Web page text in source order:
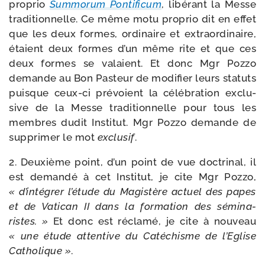
pro­prio Summorum Pontificum, libé­rant la Messe
tra­di­tion­nelle. Ce même motu pro­prio dit en effet
que les deux formes, ordi­naire et extra­or­di­naire,
étaient deux formes d’un même rite et que ces
deux formes se valaient. Et donc Mgr Pozzo
demande au Bon Pasteur de modi­fier leurs sta­tuts
puisque ceux-​ci pré­voient la célé­bra­tion exclu­
sive de la Messe tra­di­tion­nelle pour tous les
membres dudit Institut. Mgr Pozzo demande de
sup­pri­mer le mot exclu­sif.
2. Deuxième point, d’un point de vue doc­tri­nal, il
est deman­dé à cet Institut, je cite Mgr Pozzo,
« d’intégrer l’étude du Magistère actuel des papes
et de Vatican II dans la for­ma­tion des sémi­na­
ristes. » Et donc est récla­mé, je cite à nou­veau
« une étude atten­tive du Catéchisme de l’Eglise
Catholique ».